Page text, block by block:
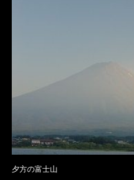
夕方の富士山